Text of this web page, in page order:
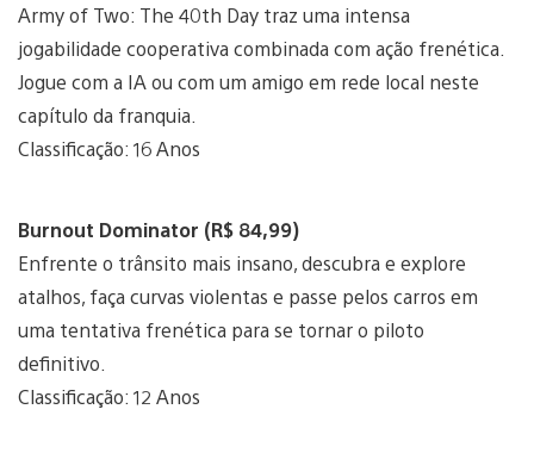
Army of Two: The 40th Day traz uma intensa
jogabilidade cooperativa combinada com ação frenética.
Jogue com a IA ou com um amigo em rede local neste
capítulo da franquia.
Classificação: 16 Anos
Burnout Dominator (R$ 84,99)
Enfrente o trânsito mais insano, descubra e explore
atalhos, faça curvas violentas e passe pelos carros em
uma tentativa frenética para se tornar o piloto
definitivo.
Classificação: 12 Anos